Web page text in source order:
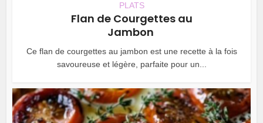
PLATS
Flan de Courgettes au
Jambon
Ce flan de courgettes au jambon est une recette à la fois
savoureuse et légère, parfaite pour un...